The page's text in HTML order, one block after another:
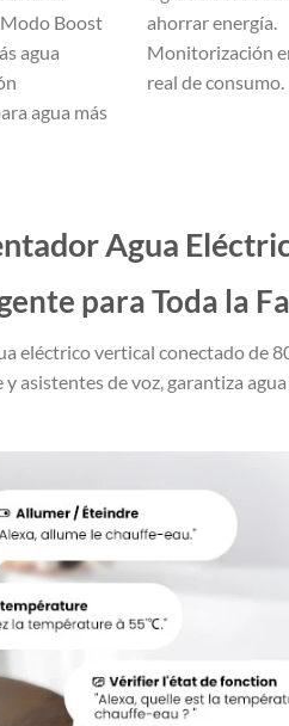
Boost
agua
agua más
ahorrar energía.
Monitorización
real de consumo.
Agua
para Toda la
eléctrico vertical conectado de
de voz, garantiza